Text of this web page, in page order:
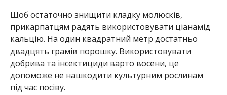
Щоб остаточно знищити кладку молюсків,
прикарпатцям радять використовувати ціанамід
кальцію. На один квадратний метр достатньо
двадцять грамів порошку. Використовувати
добрива та інсектициди варто восени, це
допоможе не нашкодити культурним рослинам
під час посіву.